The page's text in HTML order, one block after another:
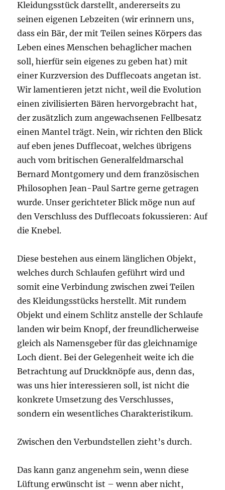
Kleidungsstück darstellt, andererseits zu
seinen eigenen Lebzeiten (wir erinnern uns,
dass ein Bär, der mit Teilen seines Körpers das
Leben eines Menschen behaglicher machen
soll, hierfür sein eigenes zu geben hat) mit
einer Kurzversion des Dufflecoats angetan ist.
Wir lamentieren jetzt nicht, weil die Evolution
einen zivilisierten Bären hervorgebracht hat,
der zusätzlich zum angewachsenen Fellbesatz
einen Mantel trägt. Nein, wir richten den Blick
auf eben jenes Dufflecoat, welches übrigens
auch vom britischen Generalfeldmarschal
Bernard Montgomery und dem französischen
Philosophen Jean-Paul Sartre gerne getragen
wurde. Unser gerichteter Blick möge nun auf
den Verschluss des Dufflecoats fokussieren: Auf
die Knebel.
Diese bestehen aus einem länglichen Objekt,
welches durch Schlaufen geführt wird und
somit eine Verbindung zwischen zwei Teilen
des Kleidungsstücks herstellt. Mit rundem
Objekt und einem Schlitz anstelle der Schlaufe
landen wir beim Knopf, der freundlicherweise
gleich als Namensgeber für das gleichnamige
Loch dient. Bei der Gelegenheit weite ich die
Betrachtung auf Druckknöpfe aus, denn das,
was uns hier interessieren soll, ist nicht die
konkrete Umsetzung des Verschlusses,
sondern ein wesentliches Charakteristikum.
Zwischen den Verbundstellen zieht’s durch.
Das kann ganz angenehm sein, wenn diese
Lüftung erwünscht ist – wenn aber nicht,